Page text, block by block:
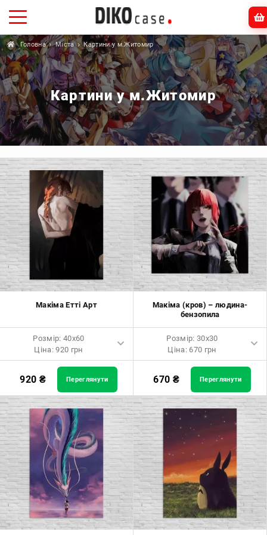
Головна Міста Картини у м.Житомир
Картини у м.Житомир
Макіма Етті Арт
Розмір: 40x60
Ціна: 920 грн
Розмір: 40x60 Ціна: 920 грн
Розмір: 60x90 Ціна: 1650 грн
Розмір: 80x120 Ціна: 2050 грн
920 ₴ Переглянути
Макіма (кров) – людина-
бензопила
Розмір: 30x30
Ціна: 670 грн
Розмір: 30x30 Ціна: 670 грн
Розмір: 40x40 Ціна: 840 грн
Розмір: 50x50 Ціна: 970 грн
Розмір: 60x60 Ціна: 1290 грн
Розмір: 70x70 Ціна: 1550 грн
Розмір: 80x80 Ціна: 1650 грн
670 ₴ Переглянути